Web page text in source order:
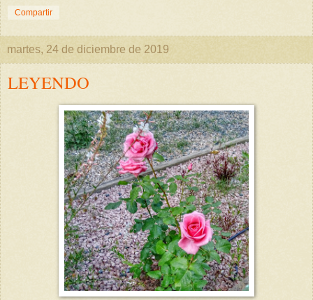
Compartir
martes, 24 de diciembre de 2019
LEYENDO